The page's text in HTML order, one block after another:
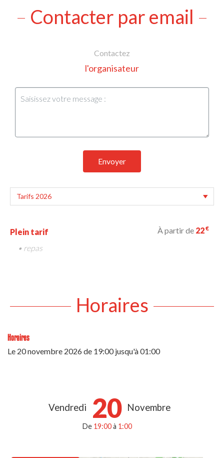
Contacter par email
Contactez
l'organisateur
Envoyer
Plein tarif À partir de 22€
• repas
Horaires
Horaires
Le 20 novembre 2026de 19:00 jusqu'à 01:00
Vendredi 20 Novembre
De 19:00à 1:00